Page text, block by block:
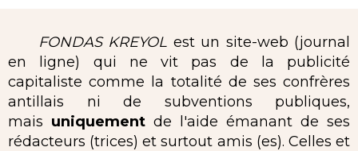
FONDAS KREYOL est un site-web (journal
en ligne) qui ne vit pas de la publicité
capitaliste comme la totalité de ses confrères
antillais ni de subventions publiques,
mais uniquement de l'aide émanant de ses
rédacteurs (trices) et surtout amis (es). Celles et